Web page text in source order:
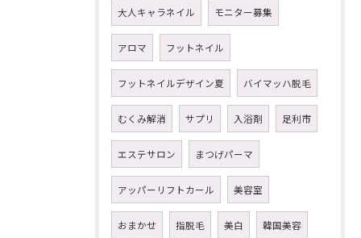
大人キャラネイル モニター募集
アロマ フットネイル
フットネイルデザイン夏 バイマッハ脱毛
むくみ解消 サプリ 入浴剤 足利市
エステサロン まつげパーマ
アッパーリフトカール 美容室
おまかせ 指脱毛 美白 韓国美容